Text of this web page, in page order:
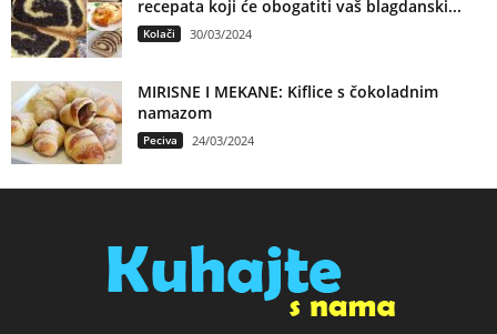
recepata koji će obogatiti vaš blagdanski...
Kolači 30/03/2024
MIRISNE I MEKANE: Kiflice s čokoladnim
namazom
Peciva 24/03/2024